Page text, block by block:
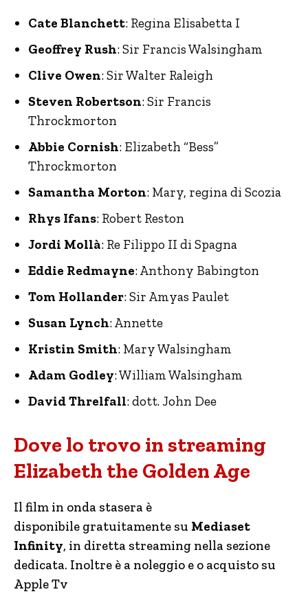
Cate Blanchett: Regina Elisabetta I
Geoffrey Rush: Sir Francis Walsingham
Clive Owen: Sir Walter Raleigh
Steven Robertson: Sir Francis
Throckmorton
Abbie Cornish: Elizabeth “Bess”
Throckmorton
Samantha Morton: Mary, regina di Scozia
Rhys Ifans: Robert Reston
Jordi Mollà: Re Filippo II di Spagna
Eddie Redmayne: Anthony Babington
Tom Hollander: Sir Amyas Paulet
Susan Lynch: Annette
Kristin Smith: Mary Walsingham
Adam Godley: William Walsingham
David Threlfall: dott. John Dee
Dove lo trovo in streaming
Elizabeth the Golden Age
Il film in onda stasera è
disponibile gratuitamente su Mediaset
Infinity, in diretta streaming nella sezione
dedicata. Inoltre è a noleggio e o acquisto su
Apple Tv